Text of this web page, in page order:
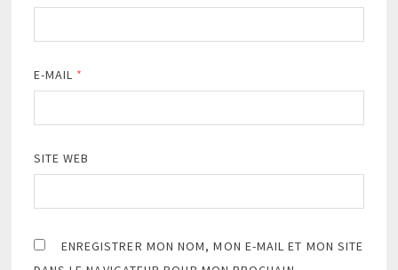
E-MAIL *
SITE WEB
ENREGISTRER MON NOM, MON E-MAIL ET MON SITE